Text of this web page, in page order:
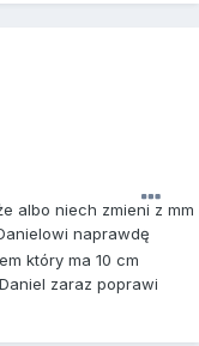
albo niech zmieni z mm
naprawdę
który ma 10 cm
zaraz poprawi